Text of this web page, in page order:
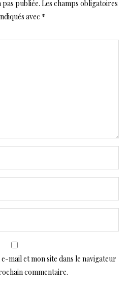
publiée. Les champs obligatoires
avec *
mail et mon site dans le navigateur
commentaire.